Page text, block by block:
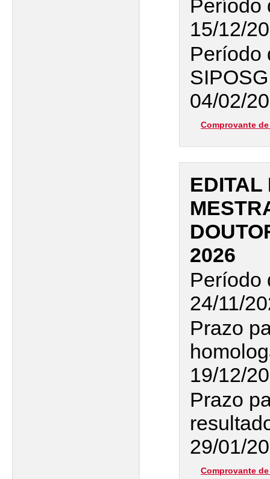
Período
15/12/
Período
04/02/
Comprovante
EDITAL
2026
Período
24/11/
Prazo
19/12/
Prazo
29/01/
Comprovante